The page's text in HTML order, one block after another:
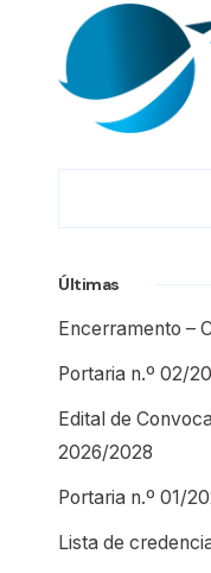
Últimas
Encerramento –
Portaria n.º 02/
Edital de
2026/2028
Portaria n.º 01/
Lista de